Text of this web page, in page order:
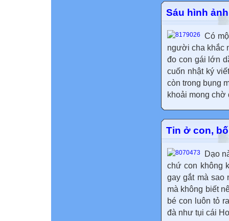
Sáu hình
Có
người cha khắc
đo con gái lớn
cuốn nhật ký
còn trong bụng
khoải mong chờ
Tin ở con,
Dạo
chứ con không
gay gắt mà sao
mà không biết
bé con luôn tỏ
đà như tụi cái